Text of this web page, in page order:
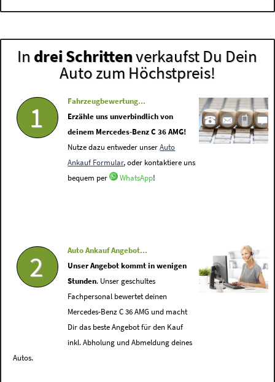
In drei Schrittenverkaufst Du Dein
Auto zum Höchstpreis!
1
Fahrzeugbewertung...
Erzähle uns unverbindlich von
deinem Mercedes-Benz C 36 AMG!
Nutze dazu entweder unserAuto
Ankauf Formular, oder kontaktiere uns
bequem per
WhatsApp!
2
Auto Ankauf Angebot...
Unser Angebot kommt in wenigen
Stunden. Unser geschultes
Fachpersonal bewertet deinen
Mercedes-Benz C 36 AMG und macht
Dir das beste Angebot für den Kauf
inkl. Abholung und Abmeldung deines
Autos.